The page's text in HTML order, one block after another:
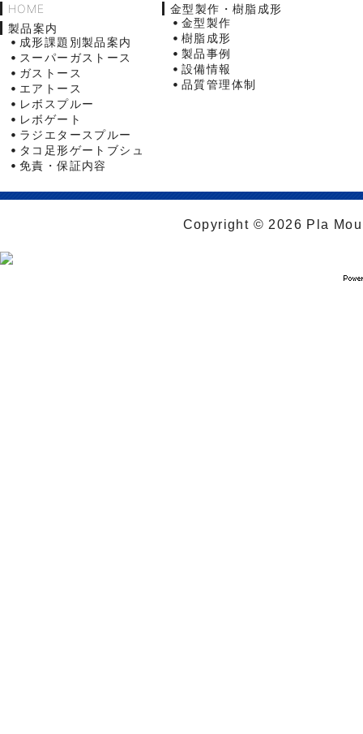
HOME
製品案内
成形課題別製品案内
スーパーガストース
ガストース
エアトース
レボスプルー
レボゲート
ラジエタースプルー
タコ足形ゲートブシュ
免責・保証内容
金型製作・樹脂成形
金型製作
樹脂成形
製品事例
設備情報
品質管理体制
Copyright © 2026 Pla